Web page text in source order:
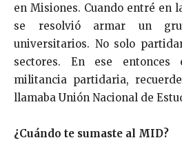
en Misiones. Cuando entré en
se resolvió armar un
universitarios. No solo
sectores. En ese entonces
militancia partidaria,
llamaba Unión Nacional de
¿Cuándo te sumaste al MID?